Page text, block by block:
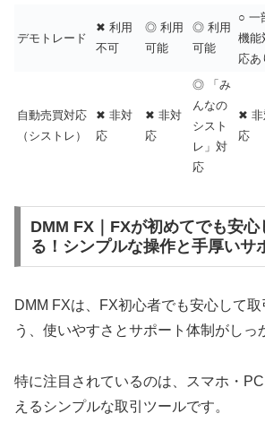
デモトレード
✖ 利用
不可
◎ 利用
可能
◎ 利用
可能
○ 一
機能
応あ
自動売買対応
（シストレ）
✖ 非対
応
✖ 非対
応
◎ 「み
んなの
シスト
レ」対
応
✖ 非
応
DMM FX｜FXが初めてでも安心
る！シンプルな操作と手厚いサ
DMM FXは、FX初心者でも安心して
う、使いやすさとサポート体制がしっ
特に注目されているのは、スマホ・
えるシンプルな取引ツールです。